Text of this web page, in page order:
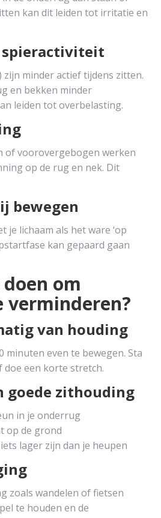
kan dit leiden tot irritatie en
zijn minder actief tijdens zitten.
en bekken minder
leiden tot overbelasting.
of voorovergebogen werken
op de rug en nek. Dit
bewegen
je lichaam als het ware ‘op
kan gepaard gaan
om
verminderen?
van houding
minuten even te bewegen. Sta
een korte stretch.
goede zithouding
in je onderrug
op de grond
lager zijn dan je heupen
zoals wandelen of fietsen
te houden en de